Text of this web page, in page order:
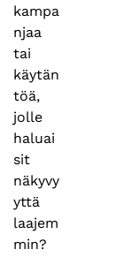
kampa
njaa
tai
käytän
töä,
jolle
haluai
sit
näkyvy
yttä
laajem
min?